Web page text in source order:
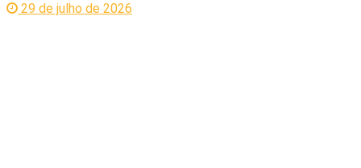
29 de julho de 2026